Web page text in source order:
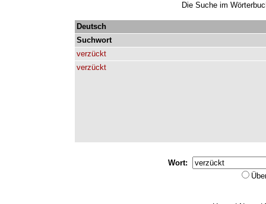
Die Suche im
Deutsch
Suchwort
verzückt
verzückt
Wort: